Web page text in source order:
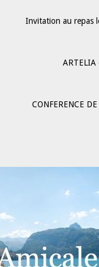
Invitation au repas
ARTELIA
CONFERENCE